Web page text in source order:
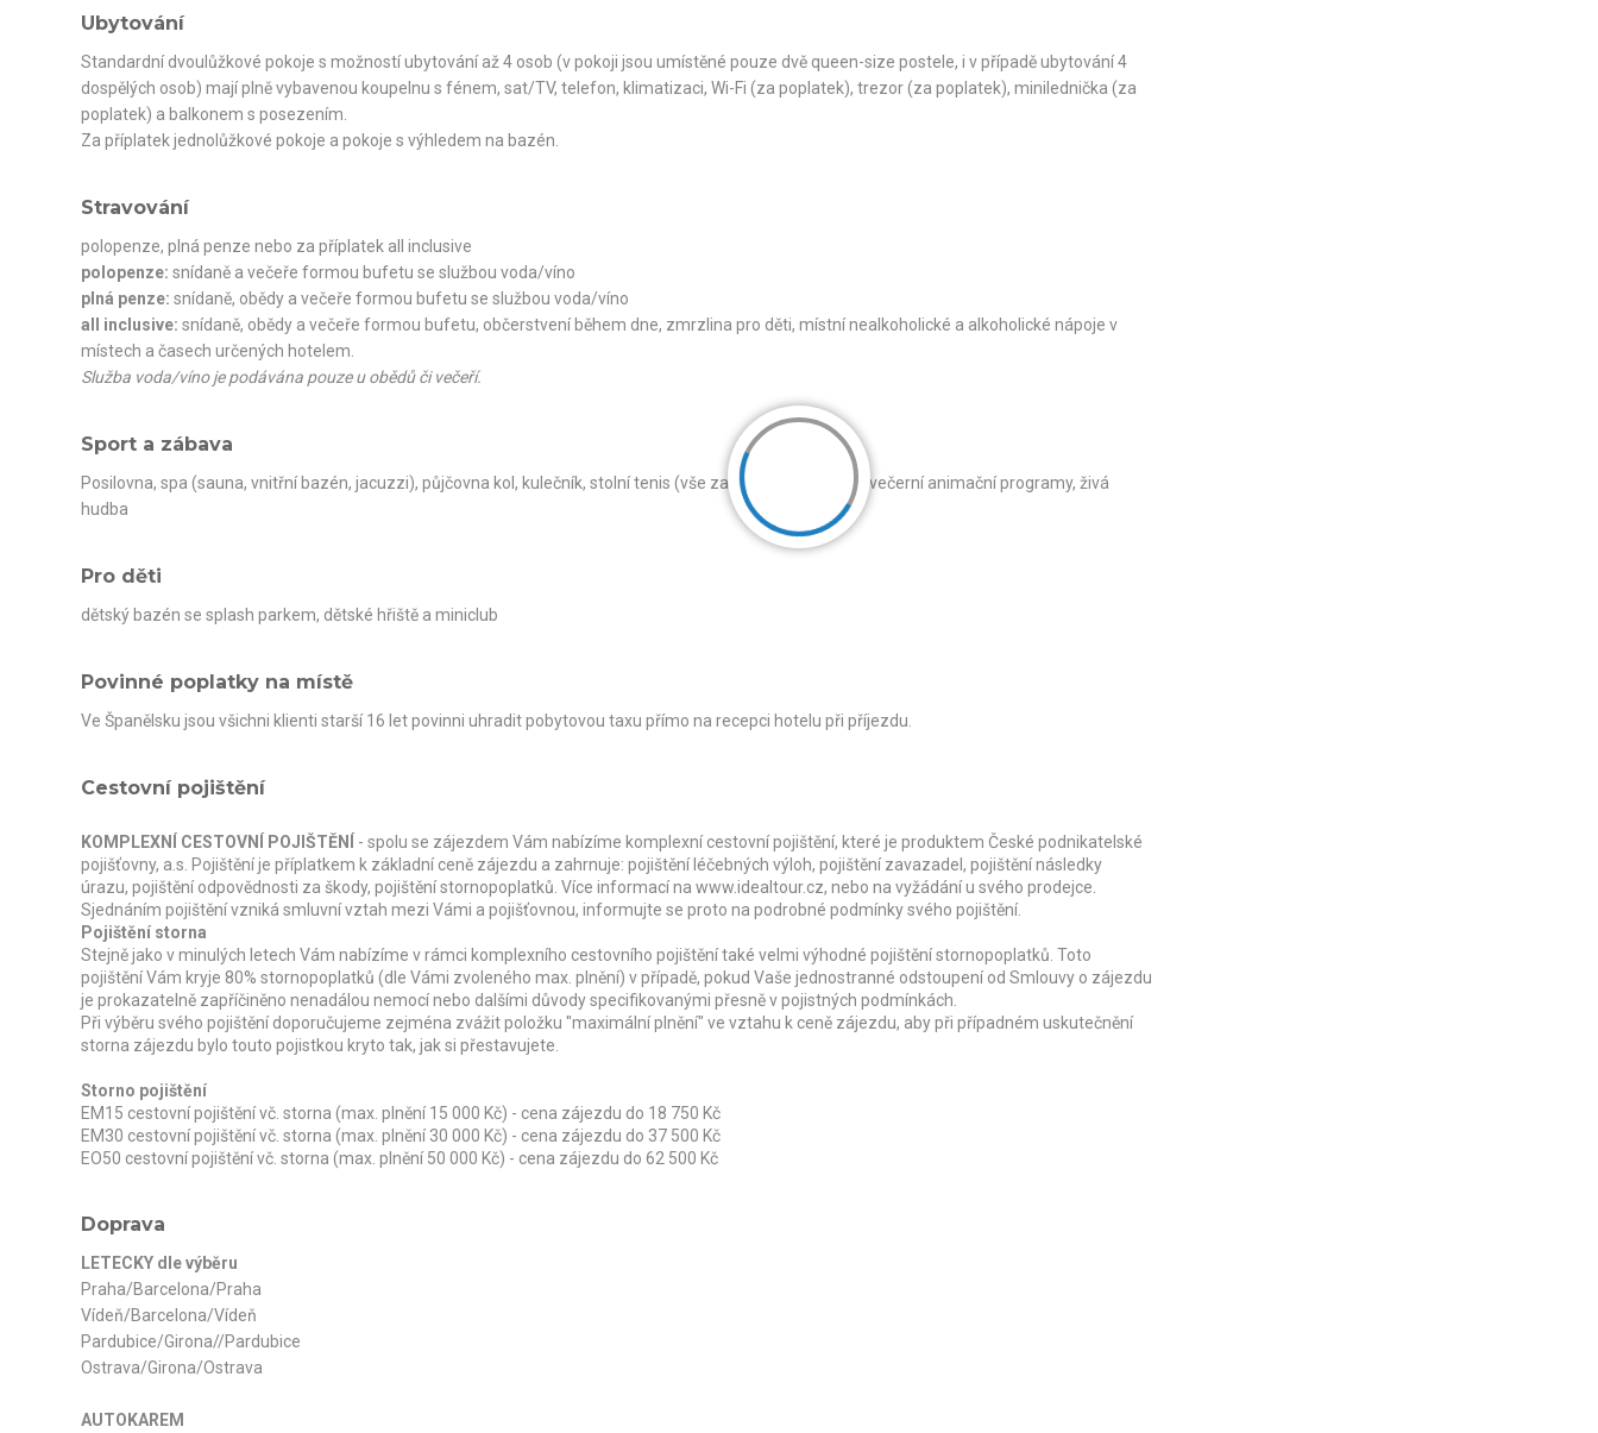
Ubytování
Standardní dvoulůžkové pokoje s možností ubytování až 4 osob (v pokoji jsou umístěné pouze dvě queen-size postele, i v případě ubytování 4
dospělých osob) mají plně vybavenou koupelnu s fénem, sat/TV, telefon, klimatizaci, Wi-Fi (za poplatek), trezor (za poplatek), minilednička (za
poplatek) a balkonem s posezením.
Za příplatek jednolůžkové pokoje a pokoje s výhledem na bazén.
Stravování
polopenze, plná penze nebo za příplatek all inclusive
polopenze: snídaně a večeře formou bufetu se službou voda/víno
plná penze: snídaně, obědy a večeře formou bufetu se službou voda/víno
all inclusive: snídaně, obědy a večeře formou bufetu, občerstvení během dne, zmrzlina pro děti, místní nealkoholické a alkoholické nápoje v
místech a časech určených hotelem.
Služba voda/víno je podávána pouze u obědů či večeří.
Sport a zábava
Posilovna, spa (sauna, vnitřní bazén, jacuzzi), půjčovna kol, kulečník, stolní tenis (vše za poplatek), denní a večerní animační programy, živá
hudba
Pro děti
dětský bazén se splash parkem, dětské hřiště a miniclub
Povinné poplatky na místě
Ve Španělsku jsou všichni klienti starší 16 let povinni uhradit pobytovou taxu přímo na recepci hotelu při příjezdu.
Cestovní pojištění
KOMPLEXNÍ CESTOVNÍ POJIŠTĚNÍ
- spolu se zájezdem Vám nabízíme komplexní cestovní pojištění, které je produktem České podnikatelské
pojišťovny, a.s. Pojištění je příplatkem k základní ceně zájezdu a zahrnuje: pojištění léčebných výloh, pojištění zavazadel, pojištění následky
úrazu, pojištění odpovědnosti za škody, pojištění stornopoplatků. Více informací na www.idealtour.cz, nebo na vyžádání u svého prodejce.
Sjednáním pojištění vzniká smluvní vztah mezi Vámi a pojišťovnou, informujte se proto na podrobné podmínky svého pojištění.
Pojištění storna
Stejně jako v minulých letech Vám nabízíme v rámci komplexního cestovního pojištění také velmi výhodné pojištění stornopoplatků. Toto
pojištění Vám kryje 80% stornopoplatků (dle Vámi zvoleného max. plnění) v případě, pokud Vaše jednostranné odstoupení od Smlouvy o zájezdu
je prokazatelně zapříčiněno nenadálou nemocí nebo dalšími důvody specifikovanými přesně v pojistných podmínkách.
Při výběru svého pojištění doporučujeme zejména zvážit položku "maximální plnění" ve vztahu k ceně zájezdu, aby při případném uskutečnění
storna zájezdu bylo touto pojistkou kryto tak, jak si přestavujete.
Storno pojištění
EM15 cestovní pojištění vč. storna (max. plnění 15 000 Kč) - cena zájezdu do 18 750 Kč
EM30 cestovní pojištění vč. storna (max. plnění 30 000 Kč) - cena zájezdu do 37 500 Kč
EO50 cestovní pojištění vč. storna (max. plnění 50 000 Kč) - cena zájezdu do 62 500 Kč
Doprava
LETECKY dle výběru
Praha/Barcelona/Praha
Vídeň/Barcelona/Vídeň
Pardubice/Girona//Pardubice
Ostrava/Girona/Ostrava
AUTOKAREM